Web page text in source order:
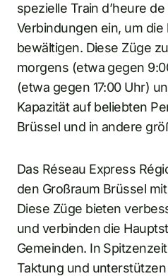
spezielle Train d’heure
Verbindungen ein, um
bewältigen. Diese Züge
morgens (etwa gegen
(etwa gegen 17:00 Uhr)
Kapazität auf beliebten
Brüssel und in andere
Das Réseau Express
den Großraum Brüssel
Diese Züge bieten
und verbinden die
Gemeinden. In
Taktung und